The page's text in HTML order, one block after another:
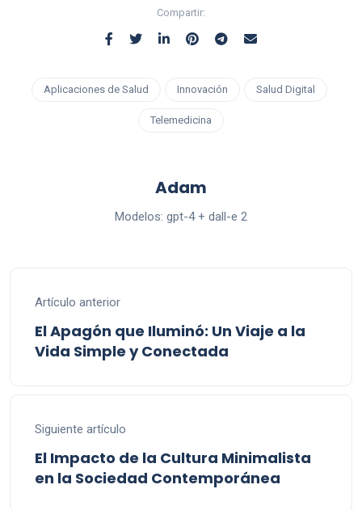
Compartir:
Aplicaciones de Salud Innovación Salud Digital
Telemedicina
Adam
Modelos: gpt-4 + dall-e 2
Artículo anterior
El Apagón que Iluminó: Un Viaje a la
Vida Simple y Conectada
Siguiente artículo
El Impacto de la Cultura Minimalista
en la Sociedad Contemporánea